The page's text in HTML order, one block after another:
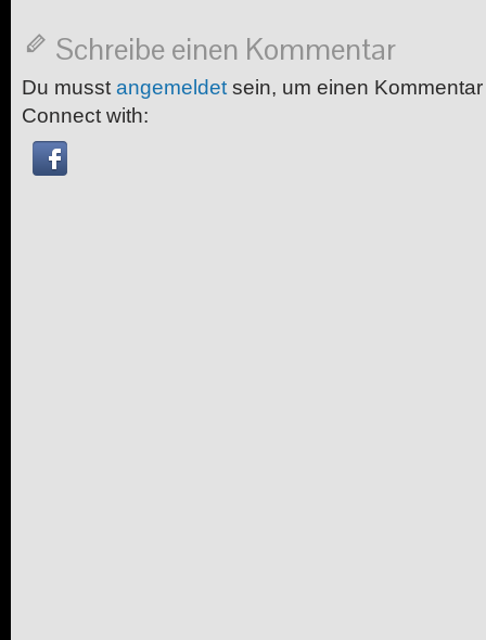
Schreibe einen Kommentar
Du musst angemeldet sein, um einen
Connect with: